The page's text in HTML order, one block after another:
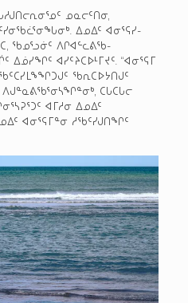
ᓄᓇᓕᑦᑎᓂ,
ᐃᓄᐃᑦ ᐊᓂᕐᕋᓯ-
ᖃᓄᕐᓗᓃᑦ ᐱᒋᐊᓪᓚᕕᖃ-
ᐃᓅᓯᖏᑦ ᐊᓯᑦᔨᑕᐅᒻᒥᔪᑦ. “ᐊᓂᕐᕋᒥ
ᖃᕆᑕᐅᔭᑎᒍᑦ
ᐱᒍᓐᓇᕕᖃᕐᓂᓴᖏᓐᓂᒃ, ᑕᒐᑕᒐᓕ
ᐊᒥᓱᓂ ᐃᓄᐃᑦ
ᐊᓂᕐᕋᒥᓐᓂ ᓱᖃᑦᓯᒍᑎᖏᑦ